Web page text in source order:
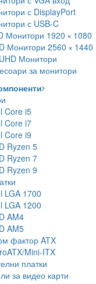
с DisplayPort
с USB-C
Монитори 1920 × 1080
Монитори 2560 × 1440
Монитори
за монитори
Core i5
Core i7
Core i9
Ryzen 5
Ryzen 7
Ryzen 9
LGA 1700
LGA 1200
AM4
AM5
фактор ATX
Mini-ITX
платки
за видео карти